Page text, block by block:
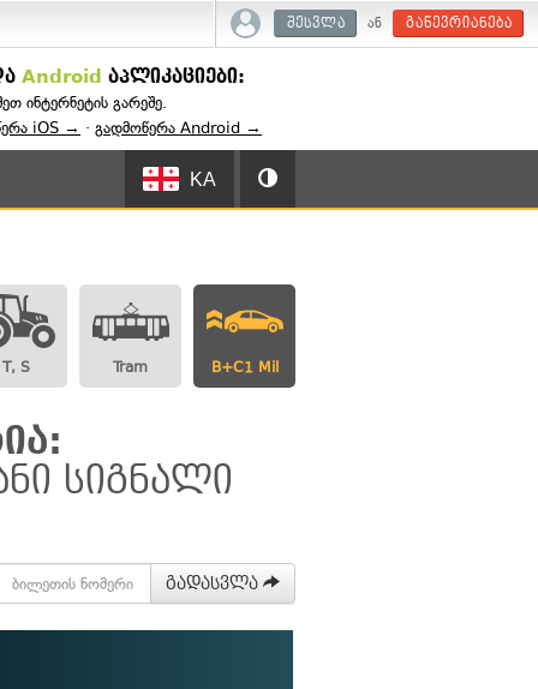
შესვლა ან გაწევრიანება
Android აპლიკაციები:
ინტერნეტის გარეშე.
iOS → · გადმოწერა Android →
KA
T, S Tram B+C1 Mil
სიგნალი
გადასვლა